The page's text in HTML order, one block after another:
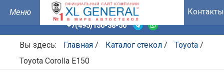
Контакты
+7(495)150-38-50
Вы здесь: Главная / Каталог стекол / Toyota /
Toyota Corolla E150